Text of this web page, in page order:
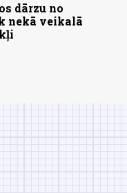
dārzu no
nekā veikalā